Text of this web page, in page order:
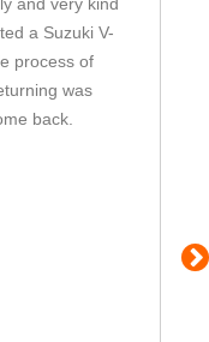
and very kind
a Suzuki V-
process of
was
back.